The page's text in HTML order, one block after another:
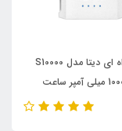
شارژر همراه ای دیتا مدل S10000